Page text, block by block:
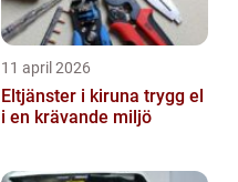
11 april 2026
Eltjänster i kiruna trygg el
i en krävande miljö